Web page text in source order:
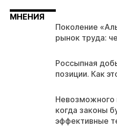
МНЕНИЯ
Поколение
рынок труда:
Россыпная
позиции. Как
Невозможного
когда законы
эффективные